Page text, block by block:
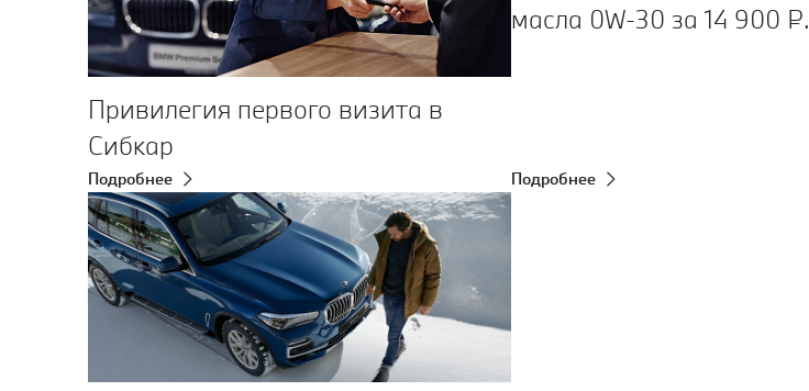
Привилегия первого визита в
Сибкар
Подробнее
масла 0W‑30 за 14 900 ₽.
Подробнее